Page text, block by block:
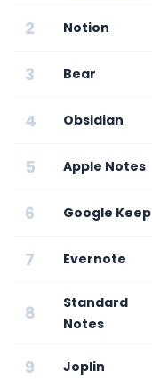
2 Notion
3 Bear
4 Obsidian
5 Apple Notes
6 Google Keep
7 Evernote
8
Standard
Notes
9 Joplin